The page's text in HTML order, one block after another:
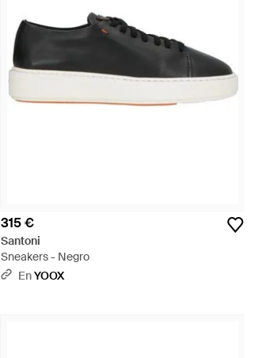
315 €
Santoni
Sneakers - Negro
EnYOOX